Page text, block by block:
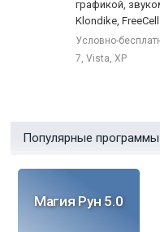
графикой,
Klondike,
Условно-
7, Vista, XP
Популярные программы
Магия Рун 5.0